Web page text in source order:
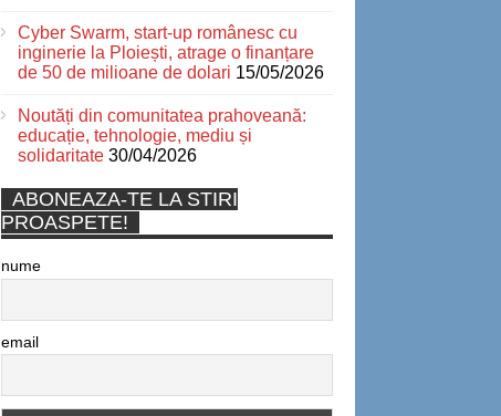
Cyber Swarm, start-up românesc cu
inginerie la Ploiești, atrage o finanțare
de 50 de milioane de dolari 15/05/2026
Noutăți din comunitatea prahoveană:
educație, tehnologie, mediu și
solidaritate 30/04/2026
ABONEAZA-TE LA STIRI
PROASPETE!
nume
email